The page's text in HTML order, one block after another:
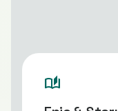
auto_stories